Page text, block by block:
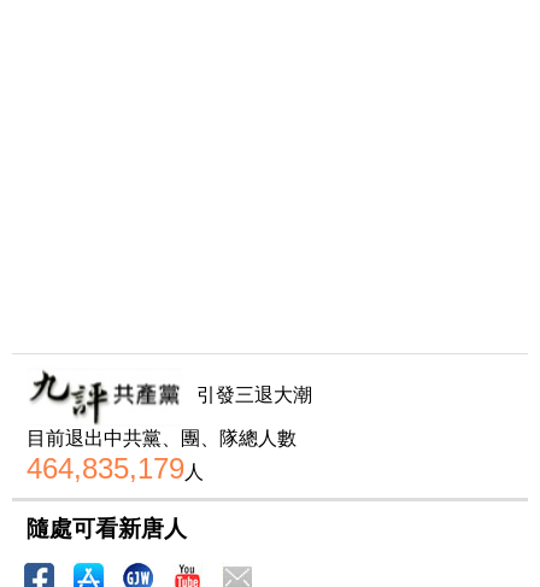
引發三退大潮
目前退出中共黨、團、隊總人數
464,835,179人
隨處可看新唐人